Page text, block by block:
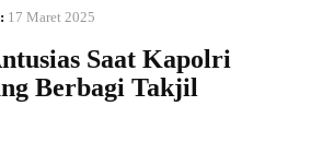
17 Maret 2025
Saat Kapolri
Berbagi Takjil